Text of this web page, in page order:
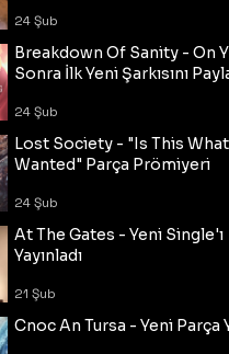
24 Şub
Breakdown Of Sanity - On
Sonra İlk Yeni Şarkısını
24 Şub
Lost Society - "Is This
Wanted" Parça Prömiyeri
24 Şub
At The Gates - Yeni Single'ı
Yayınladı
21 Şub
Cnoc An Tursa - Yeni Parça